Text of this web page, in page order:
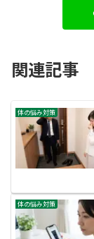
関連記事
体の悩み対策
体の悩み対策